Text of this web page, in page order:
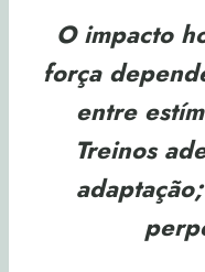
O impacto
força
entre
Treinos